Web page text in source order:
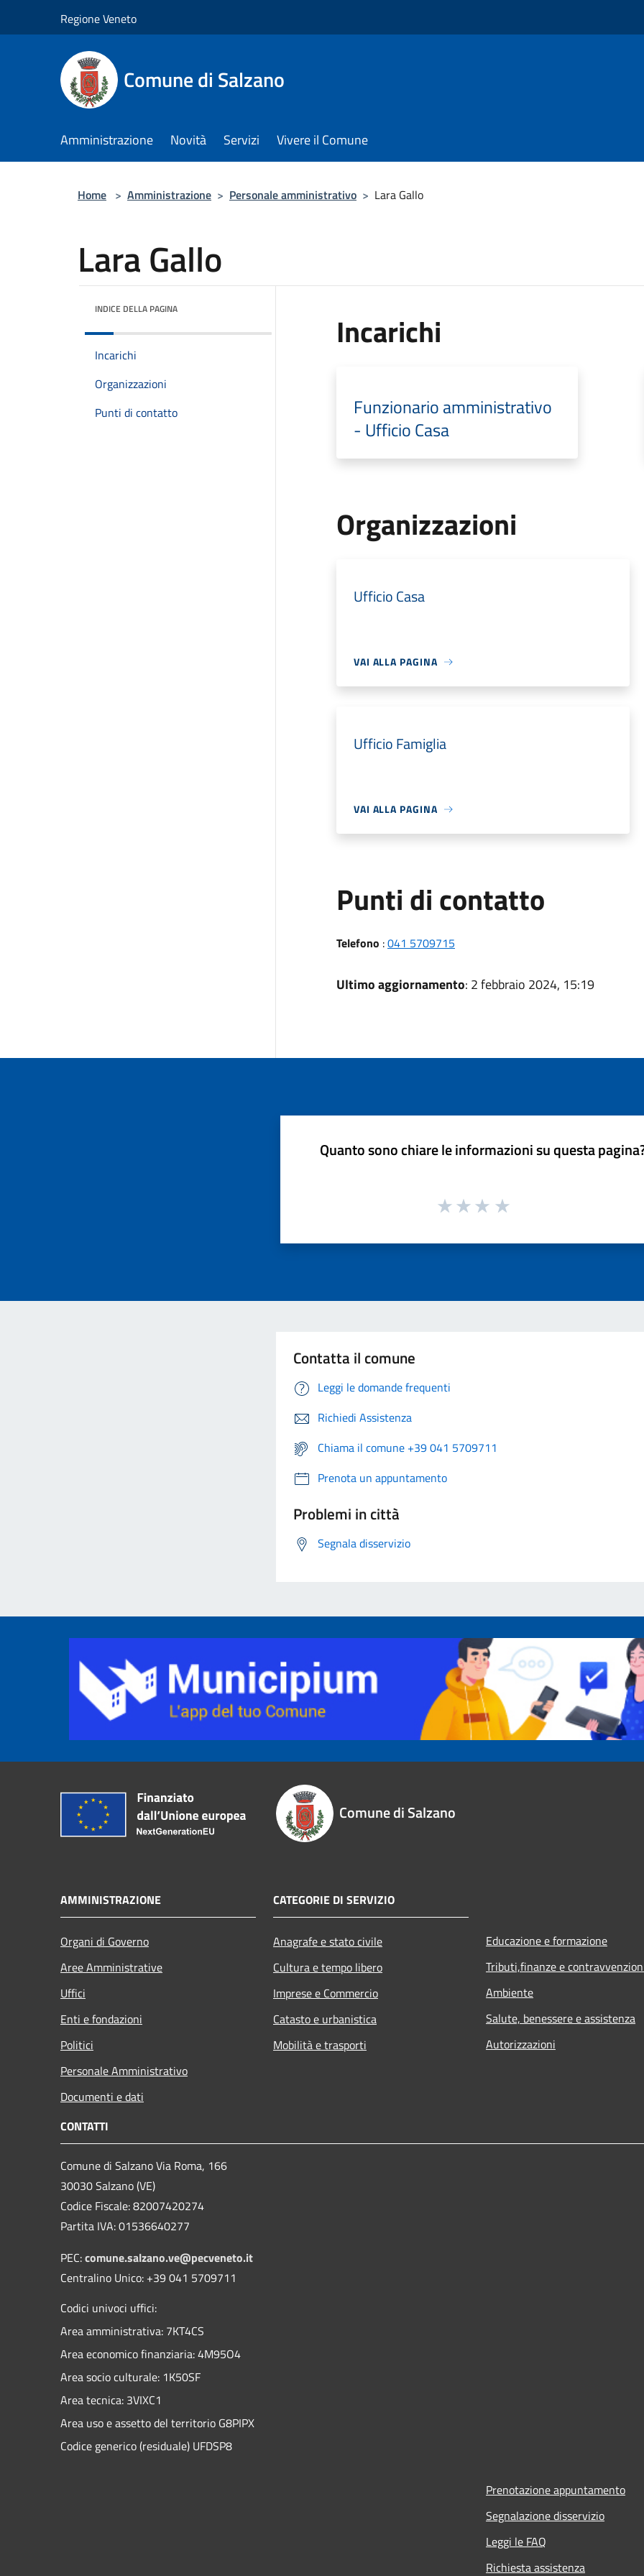
Regione Veneto
Comune di Salzano
Amministrazione Novità Servizi Vivere il Comune
Home > Amministrazione > Personale amministrativo > Lara Gallo
Lara Gallo
INDICE DELLA PAGINA
Incarichi
Organizzazioni
Punti di contatto
Incarichi
Funzionario amministrativo
- Ufficio Casa
Organizzazioni
Ufficio Casa
VAI ALLA PAGINA
Ufficio Famiglia
VAI ALLA PAGINA
Punti di contatto
Telefono :041 5709715
Ultimo aggiornamento: 2 febbraio 2024, 15:19
Quanto sono chiare le informazioni su questa
Contatta il comune
Leggi le domande frequenti
Richiedi Assistenza
Chiama il comune +39 041 5709711
Prenota un appuntamento
Problemi in città
Segnala disservizio
Comune di Salzano
AMMINISTRAZIONE
Organi di Governo
Aree Amministrative
Uffici
Enti e fondazioni
Politici
Personale Amministrativo
Documenti e dati
CATEGORIE DI SERVIZIO
Anagrafe e stato civile
Cultura e tempo libero
Imprese e Commercio
Catasto e urbanistica
Mobilità e trasporti
Educazione e formazione
Tributi,finanze e
Ambiente
Salute, benessere e assistenza
Autorizzazioni
CONTATTI
Comune di Salzano Via Roma, 166
30030 Salzano (VE)
Codice Fiscale: 82007420274
Partita IVA: 01536640277
PEC:comune.salzano.ve@pecveneto.it
Centralino Unico: +39 041 5709711
Codici univoci uffici:
Area amministrativa: 7KT4CS
Area economico finanziaria: 4M95O4
Area socio culturale: 1K50SF
Area tecnica: 3VIXC1
Area uso e assetto del territorio G8PIPX
Codice generico (residuale) UFDSP8
Prenotazione appuntamento
Segnalazione disservizio
Leggi le FAQ
Richiesta assistenza